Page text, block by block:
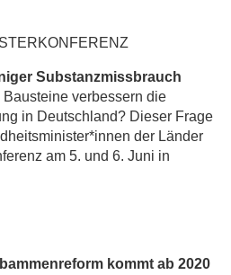
Substanzmissbrauch
Bausteine verbessern die
in Deutschland? Dieser Frage
der Länder
am 5. und 6. Juni in
kommt ab 2020